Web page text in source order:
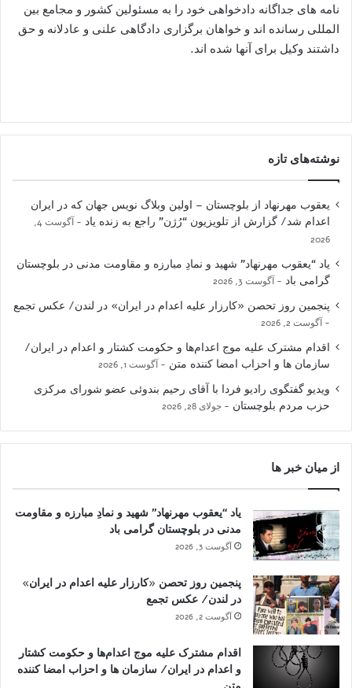
نامه های جداگانه دادخواهی خود را به مسئولين کشور و مجامع بین
المللی رسانده اند و خواهان برگزاری دادگاهی علنی و عادلانه و حق
داشتند وکیل برای آنها شده اند.
نوشته‌های تازه
یعقوب مهرنهاد از بلوچستان – اولین وبلاگ نویس جهان که در ایران
اعدام شد/ گزارش از تلویزیون “رُژن” راجع به زنده یاد
آگوست 4,
2026
یاد “یعقوب مهرنهاد” شهید و نمادِ مبارزه و مقاومت مدنی در بلوچستان
گرامی باد
آگوست 3, 2026
پنجمین روز تحصن «کارزار علیه اعدام در ایران» در لندن/ عکس تجمع
آگوست 2, 2026
اقدام مشترک علیه موج اعدام‌ها و حکومت کشتار و اعدام در ایران/
سازمان ها و احزاب امضا کننده متن
آگوست 1, 2026
ویدیو گفتگوی رادیو فردا با آقای رحیم بندوئی عضو شورای مرکزی
حزب مردم بلوچستان
جولای 28, 2026
از میان خبر ها
یاد “یعقوب مهرنهاد” شهید و نمادِ مبارزه و مقاومت
مدنی در بلوچستان گرامی باد
آگوست 3, 2026
پنجمین روز تحصن «کارزار علیه اعدام در ایران»
در لندن/ عکس تجمع
آگوست 2, 2026
اقدام مشترک علیه موج اعدام‌ها و حکومت کشتار
و اعدام در ایران/ سازمان ها و احزاب امضا کننده